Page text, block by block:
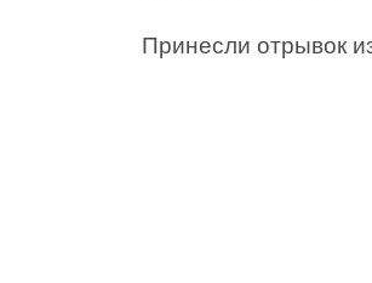
Принесли отрывок